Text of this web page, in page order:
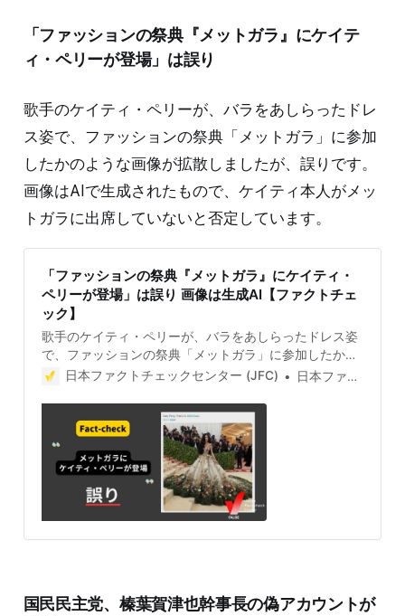
アカウントは5月9日15時の時点で0人だ。またIDも英数
字の羅列になっている。 あとがき 著名人のなりすまし
「ファッションの祭典『メットガラ』にケイテ
ィ・ペリーが登場」は誤り
歌手のケイティ・ペリーが、バラをあしらったドレ
ス姿で、ファッションの祭典「メットガラ」に参加
したかのような画像が拡散しましたが、誤りです。
画像はAIで生成されたもので、ケイティ本人がメッ
トガラに出席していないと否定しています。
「ファッションの祭典『メットガラ』にケイティ・
ペリーが登場」は誤り 画像は生成AI【ファクトチェ
ック】
歌手のケイティ・ペリーが、バラをあしらったドレス姿
で、ファッションの祭典「メットガラ」に参加したかの
ような画像が拡散しましたが、誤りです。画像はAIで生
いないと否定しています。 検証対象 2024年5月7日、歌
手のケイティの白いドレス姿の画像がX（旧Twitter）で
拡散した。投稿には「メットガラ」のハッシュタグが付
けられて、あたかも5月6日(現地時間)にニューヨークの
メトロポリタン美術館で開かれた「メットガラ」に、ケ
イティが参加したかのようだ。 拡散したポストは5月9
日現在で6.7万件以上リポストされ、表示回数は1696万
Garden of Time（時間の庭）」で、各界の著名人らが華
日本ファクトチェックセンター (JFC) 日本ファクトチェックセンター(JFC)
国民民主党、榛葉賀津也幹事長の偽アカウントが